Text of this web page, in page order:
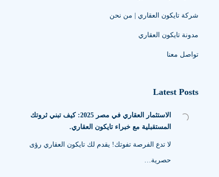
شركة تايكون العقاري | من نحن
مدونة تايكون العقاري
تواصل معنا
Latest Posts
الاستثمار العقاري في مصر 2025: كيف تبني ثروتك
المستقبلية مع خبراء تايكون العقاري.
لا تدع الفرصة تفوتك! يقدم لك تايكون العقاري رؤى
حصرية…